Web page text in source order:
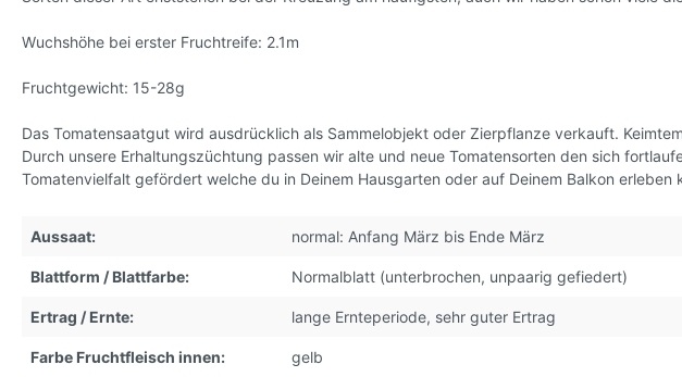
Wuchshöhe bei erster Fruchtreife: 2.1m
Fruchtgewicht: 15-28g
Das Tomatensaatgut wird ausdrücklich als Sammelobjekt oder Zierpflanze verkauft.
Durch unsere Erhaltungszüchtung passen wir alte und neue Tomatensorten den sich
Tomatenvielfalt gefördert welche du in Deinem Hausgarten oder auf Deinem Balkon erleben
Aussaat: normal: Anfang März bis Ende März
Blattform / Blattfarbe: Normalblatt (unterbrochen, unpaarig gefiedert)
Ertrag / Ernte: lange Ernteperiode, sehr guter Ertrag
Farbe Fruchtfleisch innen: gelb